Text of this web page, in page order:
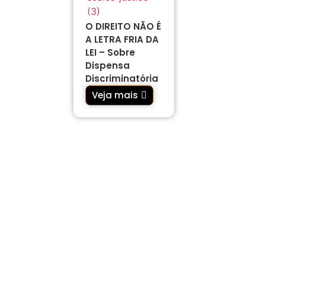
O DIREITO NÃO É
A LETRA FRIA DA
LEI – Sobre
Dispensa
Discriminatória
Veja mais